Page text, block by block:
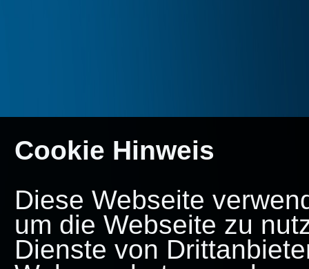
Cookie Hinweis
Diese Webseite
um die Webseite zu
Dienste von